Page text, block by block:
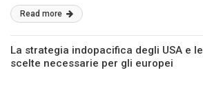
Read more
La strategia indopacifica degli USA e le
scelte necessarie per gli europei